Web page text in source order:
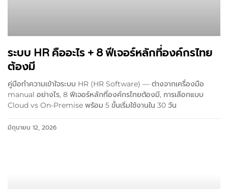
ระบบ HR คืออะไร + 8 ฟีเจอร์หลักที่องค์กรไทย
ต้องมี
คู่มือทำความเข้าใจระบบ HR (HR Software) — ต่างจากเครื่องมือ
manual อย่างไร, 8 ฟีเจอร์หลักที่องค์กรไทยต้องมี, การเลือกแบบ
Cloud vs On-Premise พร้อม 5 ขั้นเริ่มใช้งานใน 30 วัน
มิถุนายน 12, 2026